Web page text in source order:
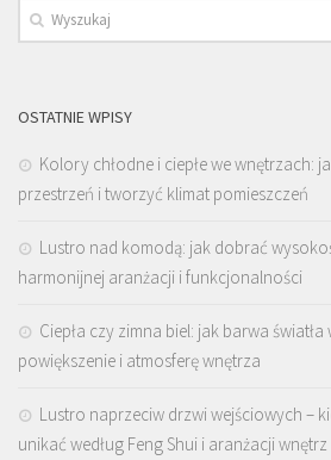
OSTATNIE WPISY
Kolory chłodne i ciepłe we wnętrzach:
przestrzeń i tworzyć klimat pomieszczeń
Lustro nad komodą: jak dobrać
harmonijnej aranżacji i funkcjonalności
Ciepła czy zimna biel: jak barwa
powiększenie i atmosferę wnętrza
Lustro naprzeciw drzwi wejściowych –
unikać według Feng Shui i aranżacji wnętrz